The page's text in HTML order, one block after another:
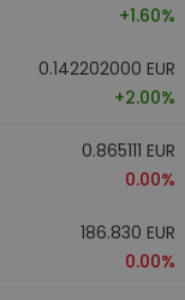
+1.60%
0.142202000 EUR
+2.00%
0.865111 EUR
0.00%
186.830 EUR
0.00%